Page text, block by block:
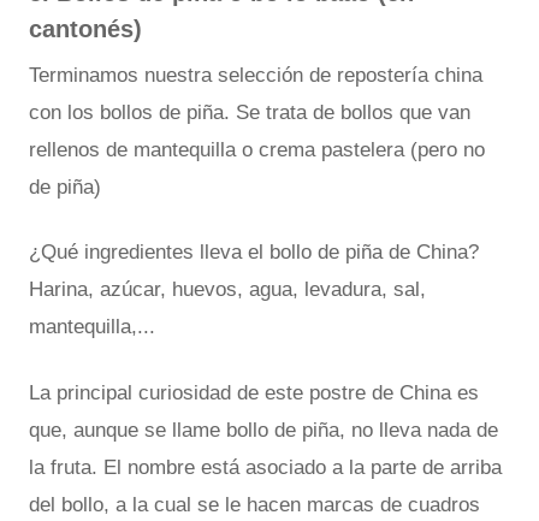
cantonés)
Terminamos nuestra selección de repostería china
con los bollos de piña. Se trata de bollos que van
rellenos de mantequilla o crema pastelera (pero no
de piña)
¿Qué ingredientes lleva el bollo de piña de China?
Harina, azúcar, huevos, agua, levadura, sal,
mantequilla,...
La principal curiosidad de este postre de China es
que, aunque se llame bollo de piña, no lleva nada de
la fruta. El nombre está asociado a la parte de arriba
del bollo, a la cual se le hacen marcas de cuadros